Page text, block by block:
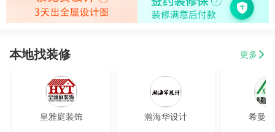
本地找装修 更多
皇雅庭装饰 瀚海华设计 希曼